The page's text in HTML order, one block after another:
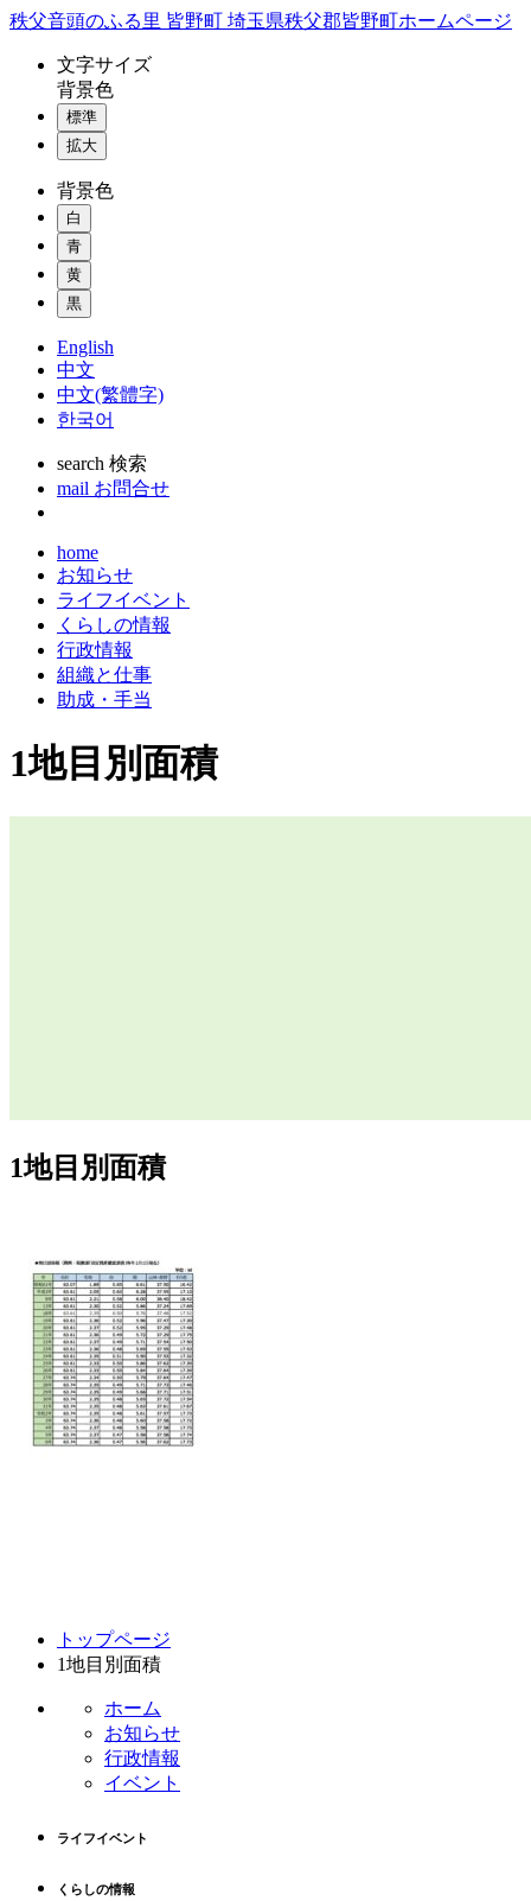
コ
秩父音頭のふる里 皆野町 埼玉県秩父郡皆野町ホームページ
文字サイズ
背景色
標準
拡大
背景色
白
青
黄
黒
English
中文
中文(繁體字)
한국어
search 検索
mail お問合せ
home
お知らせ
ライフイベント
くらしの情報
行政情報
組織と仕事
助成・手当
1地目別面積
1地目別面積
トップページ
1地目別面積
ホーム
お知らせ
行政情報
イベント
ライフイベント
くらしの情報